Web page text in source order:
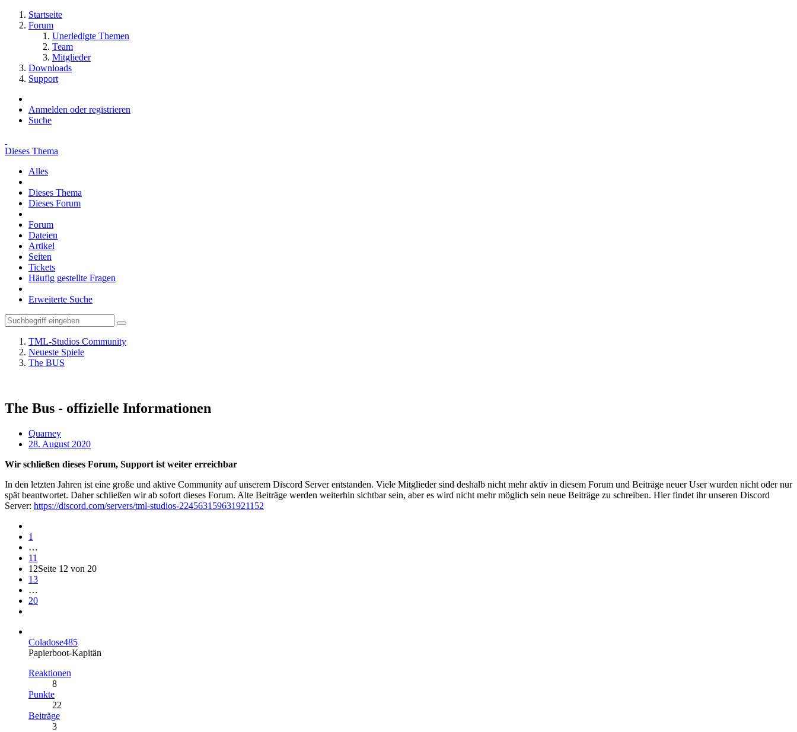
Startseite
Forum
Unerledigte Themen
Team
Mitglieder
Downloads
Support
Anmelden oder registrieren
Suche
Dieses Thema
Alles
Dieses Thema
Dieses Forum
Forum
Dateien
Artikel
Seiten
Tickets
Häufig gestellte Fragen
Erweiterte Suche
TML-Studios Community
Neueste Spiele
The BUS
The Bus - offizielle Informationen
Quarney
28. August 2020
Wir schließen dieses Forum, Support ist weiter erreichbar
In den letzten Jahren ist eine große und aktive Community auf unserem Discord Server entstanden. Viele Mitglieder sind deshalb nicht mehr aktiv in diesem Forum und Beiträge neuer User wurden nicht oder nur
spät beantwortet. Daher schließen wir ab sofort dieses Forum. Alte Beiträge werden weiterhin sichtbar sein, aber es wird nicht mehr möglich sein neue Beiträge zu schreiben. Hier findet ihr unseren Discord
Server: https://discord.com/servers/tml-studios-224563159631921152
1
…
11
12Seite 12 von 20
13
…
20
Coladose485
Papierboot-Kapitän
Reaktionen
8
Punkte
22
Beiträge
3